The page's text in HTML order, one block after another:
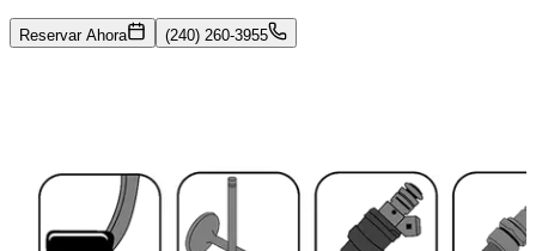
Reservar Ahora (240) 260-3955